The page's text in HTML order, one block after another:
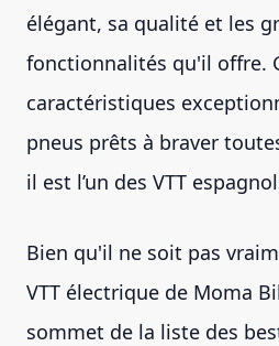
élégant, sa qualité et les
fonctionnalités qu'il offre.
caractéristiques
pneus prêts à braver
il est l’un des VTT
Bien qu'il ne soit pas
VTT électrique de Moma
sommet de la liste des